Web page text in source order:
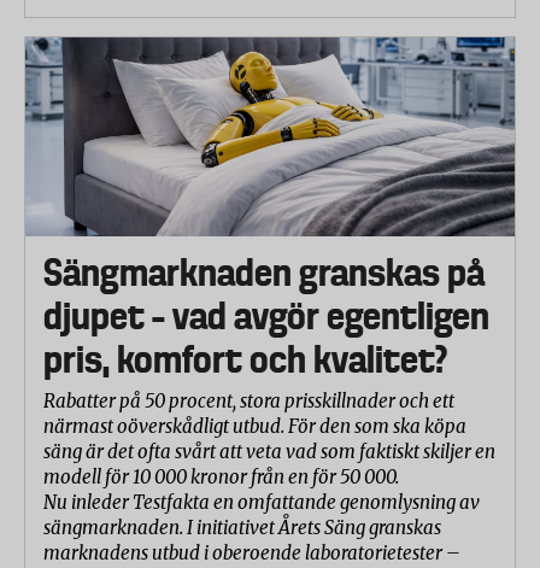
Sängmarknaden granskas på
djupet – vad avgör egentligen
pris, komfort och kvalitet?
Rabatter på 50 procent, stora prisskillnader och ett
närmast oöverskådligt utbud. För den som ska köpa
säng är det ofta svårt att veta vad som faktiskt skiljer en
modell för 10 000 kronor från en för 50 000.
Nu inleder Testfakta en omfattande genomlysning av
sängmarknaden. I initiativet Årets Säng granskas
marknadens utbud i oberoende laboratorietester –